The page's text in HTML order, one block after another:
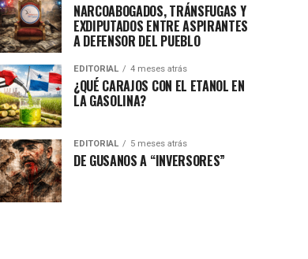
NARCOABOGADOS, TRÁNSFUGAS Y
EXDIPUTADOS ENTRE ASPIRANTES
A DEFENSOR DEL PUEBLO
EDITORIAL 4 meses atrás
¿QUÉ CARAJOS CON EL ETANOL EN
LA GASOLINA?
EDITORIAL 5 meses atrás
DE GUSANOS A “INVERSORES”